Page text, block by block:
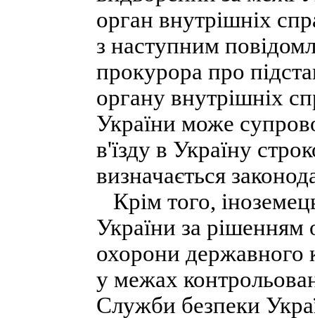
орган внутрішніх
з наступним
прокурора про
органу внутрішніх
України може
в'їзду в Україну
визначається
Крім того,
України за рішенням
охорони державного
у межах
Служби безпеки